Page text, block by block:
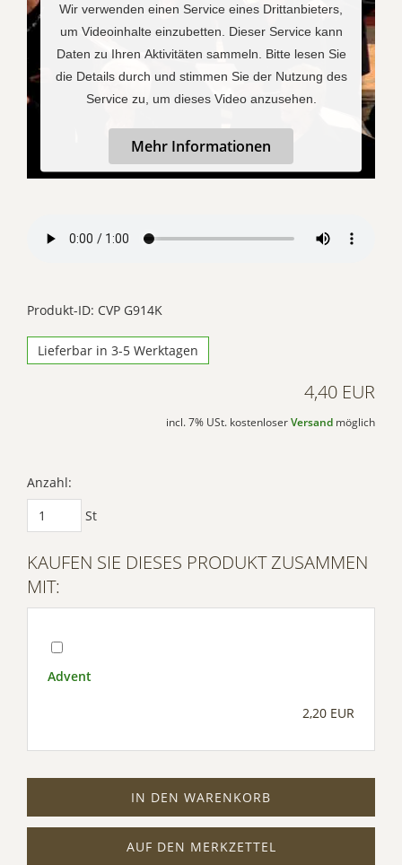
Wir verwenden einen Service eines Drittanbieters,
um Videoinhalte einzubetten. Dieser Service kann
Daten zu Ihren Aktivitäten sammeln. Bitte lesen Sie
die Details durch und stimmen Sie der Nutzung des
Service zu, um dieses Video anzusehen.
Mehr Informationen
Powered by
Usercentrics Consent Management
Produkt-ID: CVP G914K
Lieferbar in 3-5 Werktagen
4,40 EUR
incl. 7% USt. kostenloser Versand möglich
Anzahl:
St
KAUFEN SIE DIESES PRODUKT ZUSAMMEN
MIT:
Advent
2,20 EUR
IN DEN WARENKORB
AUF DEN MERKZETTEL